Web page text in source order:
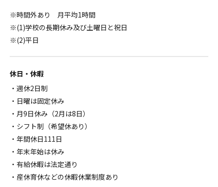
※時間外あり 月平均1時間
※(1)学校の長期休み及び土曜日と祝日
※(2)平日
休日・休暇
・週休2日制
・日曜は固定休み
・月9日休み（2月は8日）
・シフト制（希望休あり）
・年間休日111日
・年末年始は休み
・有給休暇は法定通り
・産休育休などの休暇休業制度あり